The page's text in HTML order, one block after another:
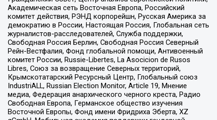
Академическая сеть Восточная Европа, Российский
комитет действия, РЭНД корпорейшн, Русская Америка за
демократию в России, Настоящая Россия, Глобальная сеть
журналистов-расследователей, Служба поддержки,
Свободная Россия Берлин, Свободная Россия Северный
Рейн-Вестфалия, Фонд глобальной помощи, Антивоенный
комитет России, Russie-Libertes, La Asocicion de Rusos
Libres, Союз за возвращение Северных территорий,
Крымскотатарский Ресурсный Центр, Глобальный союз
IndustriALL, Russian Election Monitor, Article 19, Мнение
медиа, Федерация анархического черного креста, Радио
Свободная Европа, Германское общество изучения
Восточной Европы, Фонд имени Фридриха Эберта, XZ